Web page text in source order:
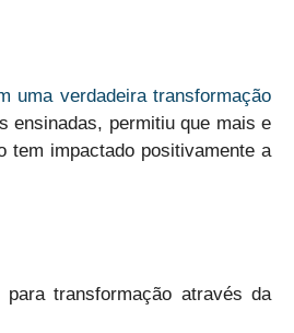
uma verdadeira transformação
ensinadas, permitiu que mais e
tem impactado positivamente a
transformação através da